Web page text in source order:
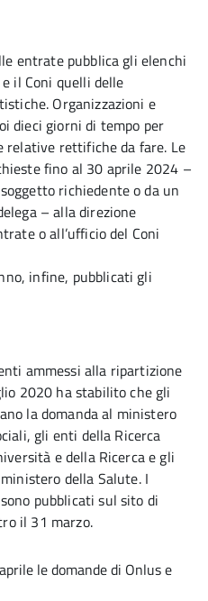
entrate pubblica gli elenchi
il Coni quelli delle
Organizzazioni e
dieci giorni di tempo per
relative rettifiche da fare. Le
fino al 30 aprile 2024 –
richiedente o da un
– alla direzione
o all’ufficio del Coni
infine, pubblicati gli
ammessi alla ripartizione
2020 ha stabilito che gli
la domanda al ministero
gli enti della Ricerca
e della Ricerca e gli
della Salute. I
pubblicati sul sito di
il 31 marzo.